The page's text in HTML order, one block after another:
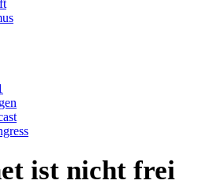
ist nicht frei